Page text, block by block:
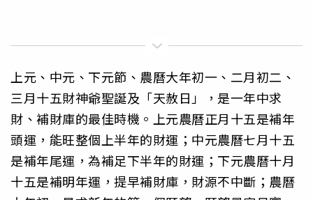
上元、中元、下元節、農曆大年初一、二月初二、
三月十五財神爺聖誕及「天赦日」，是一年中求
財、補財庫的最佳時機。上元農曆正月十五是補年
頭運，能旺整個上半年的財運；中元農曆七月十五
是補年尾運，為補足下半年的財運；下元農曆十月
十五是補明年運，提早補財庫，財源不中斷；農曆